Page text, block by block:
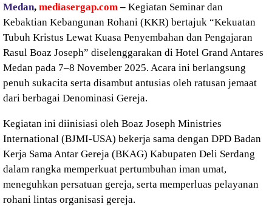
Medan, mediasergap.com– Kegiatan Seminar dan
Kebaktian Kebangunan Rohani (KKR) bertajuk “Kekuatan
Tubuh Kristus Lewat Kuasa Penyembahan dan Pengajaran
Rasul Boaz Joseph” diselenggarakan di Hotel Grand Antares
Medan pada 7–8 November 2025. Acara ini berlangsung
penuh sukacita serta disambut antusias oleh ratusan jemaat
dari berbagai Denominasi Gereja.
Kegiatan ini diinisiasi oleh Boaz Joseph Ministries
International (BJMI-USA) bekerja sama dengan DPD Badan
Kerja Sama Antar Gereja (BKAG) Kabupaten Deli Serdang
dalam rangka memperkuat pertumbuhan iman umat,
meneguhkan persatuan gereja, serta memperluas pelayanan
rohani lintas organisasi gereja.